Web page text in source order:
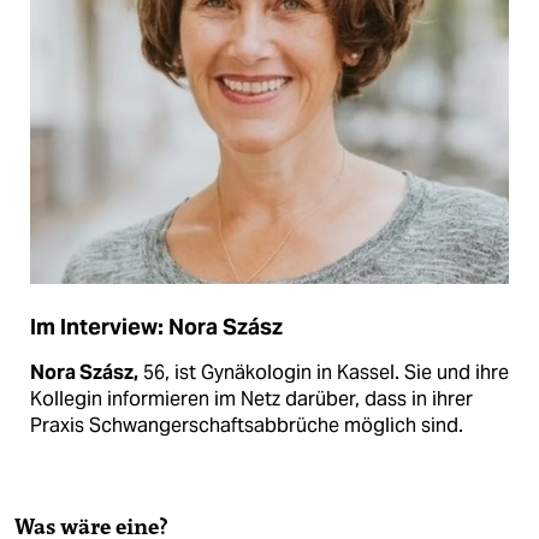
Im Interview: Nora Szász
Nora Szász, 56, ist Gynäkologin in Kassel. Sie und ihre
Kollegin informieren im Netz darüber, dass in ihrer
Praxis Schwangerschaftsabbrüche möglich sind.
Was wäre eine?